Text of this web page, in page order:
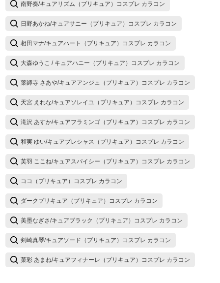
南野奏/キュアリズム（プリキュア）コスプレ カラコン
日野あかね/キュアサニー（プリキュア）コスプレ カラコン
相田マナ/キュアハート（プリキュア）コスプレ カラコン
大森ゆうこ / キュアハニー（プリキュア）コスプレ カラコン
薬師寺 さあや/キュアアンジュ（プリキュア）コスプレ カラコン
天宮 えれな/キュアソレイユ（プリキュア）コスプレ カラコン
滝沢 あすか/キュアフラミンゴ（プリキュア）コスプレ カラコン
和実 ゆい/キュアプレシャス（プリキュア）コスプレ カラコン
芙羽 ここね/キュアスパイシー（プリキュア）コスプレ カラコン
ココ（プリキュア）コスプレ カラコン
ダークプリキュア（プリキュア）コスプレ カラコン
美墨なぎさ/キュアブラック（プリキュア）コスプレ カラコン
剣崎真琴/キュアソード（プリキュア）コスプレ カラコン
菓彩 あまね/キュアフィナーレ（プリキュア）コスプレ カラコン